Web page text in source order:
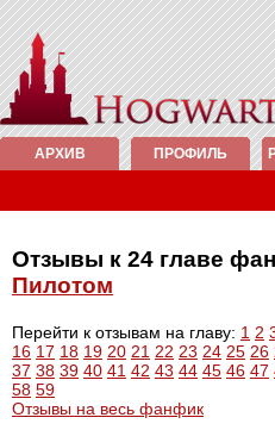
АРХИВ ПРОФИЛЬ
Отзывы к 24 главе
Пилотом
Перейти к отзывам на главу: 1 2
16 17 18 19 20 21 22 23 24 25 26
37 38 39 40 41 42 43 44 45 46 47
58 59
Отзывы на весь фанфик